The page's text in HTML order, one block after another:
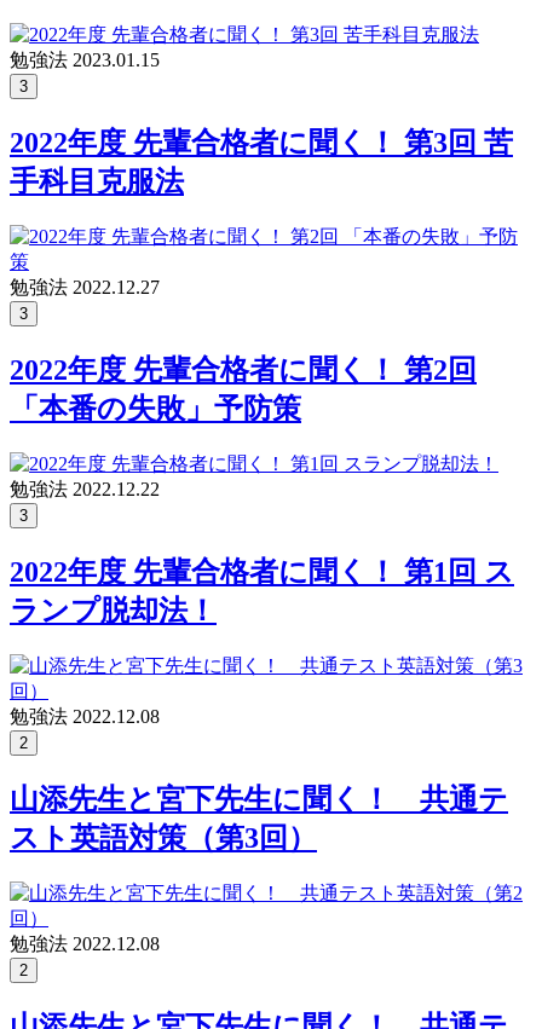
勉強法 2023.01.15
3
2022年度 先輩合格者に聞く！ 第3回 苦
手科目克服法
勉強法 2022.12.27
3
2022年度 先輩合格者に聞く！ 第2回
「本番の失敗」予防策
勉強法 2022.12.22
3
2022年度 先輩合格者に聞く！ 第1回 ス
ランプ脱却法！
勉強法 2022.12.08
2
山添先生と宮下先生に聞く！ 共通テ
スト英語対策（第3回）
勉強法 2022.12.08
2